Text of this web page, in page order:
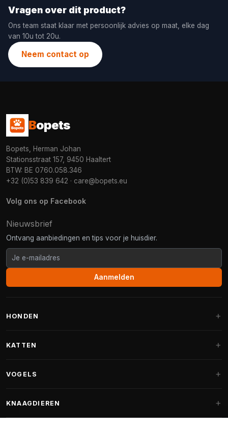
Vragen over dit product?
Ons team staat klaar met persoonlijk advies op maat, elke dag
van 10u tot 20u.
Neem contact op
Bopets
Bopets, Herman Johan
Stationsstraat 157, 9450 Haaltert
BTW: BE 0760.058.346
+32 (0)53 839 642 · care@bopets.eu
Volg ons op Facebook
Nieuwsbrief
Ontvang aanbiedingen en tips voor je huisdier.
Aanmelden
HONDEN
Fantail hondenmanden
KATTEN
Krabpalen voor Maine Coon
VOGELS
Vogelvoer binnenvogels
KNAAGDIEREN